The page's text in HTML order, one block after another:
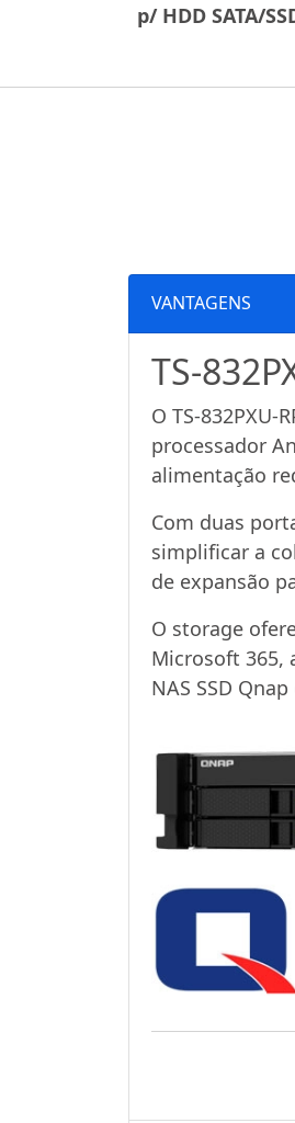
p/ HDD SATA/
VANTAGENS
TS-
O TS-
processador
alimentação
Com duas
simplificar a
de expansão
O storage
Microsoft 365,
NAS SSD